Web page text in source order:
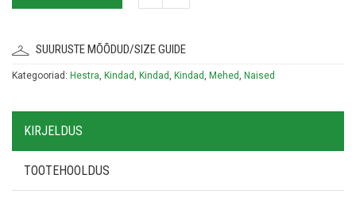
SUURUSTE MÕÕDUD/SIZE GUIDE
Kategooriad: Hestra, Kindad, Kindad, Kindad, Mehed, Naised
KIRJELDUS
TOOTEHOOLDUS